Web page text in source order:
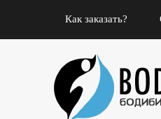
Как заказать?